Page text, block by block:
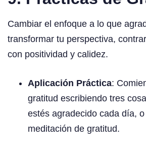
Cambiar el enfoque a lo que
transformar tu perspectiva,
con positividad y calidez.
Aplicación Práctica:
gratitud escribiendo tres
estés agradecido cada día,
meditación de gratitud.